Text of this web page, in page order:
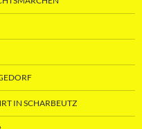
IN SCHARBEUTZ